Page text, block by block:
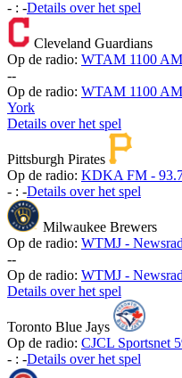
- : -Details over het spel
Cleveland Guardians
Op de radio: WTAM 1100 AM
--
Op de radio: WTAM 1100 AM
York
Details over het spel
Pittsburgh Pirates
Op de radio: KDKA FM -
- : -Details over het spel
Milwaukee Brewers
Op de radio: WTMJ -
--
Op de radio: WTMJ -
Details over het spel
Toronto Blue Jays
Op de radio: CJCL Sportsnet
- : -Details over het spel